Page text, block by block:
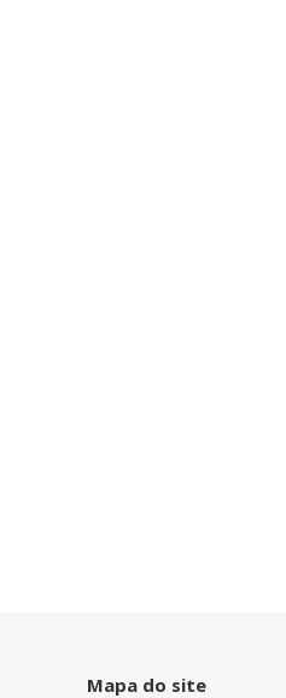
Mapa do site